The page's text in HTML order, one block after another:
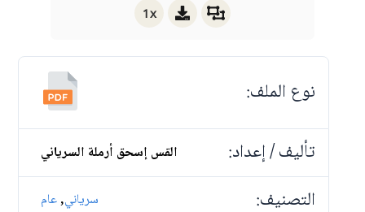
1x
نوع الملف:
تأليف / إعداد:
القس إسحق أرملة السرياني
التصنيف: سرياني,عام